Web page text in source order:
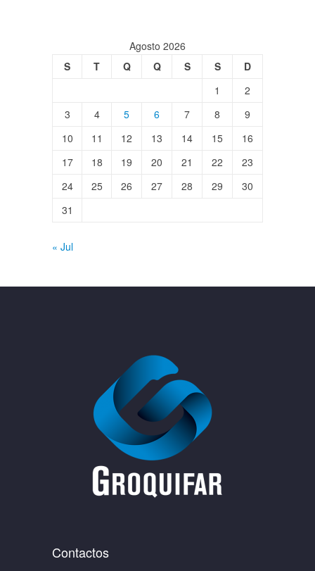
Agosto 2026
S
T Q Q S S
D
1
2
3
4 5 6 7 8
9
10
11 12 13 14 15
16
17
18 19 20 21 22
23
24
25 26 27 28 29
30
31
« Jul
Contactos